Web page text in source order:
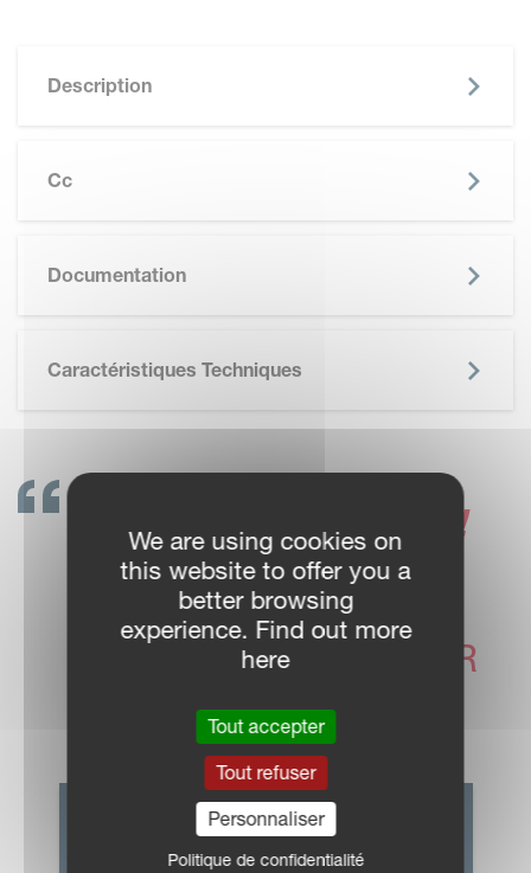
Description
Cc
Documentation
Caractéristiques Techniques
CONTACTEZ-NOUS !
LES
CONCESSIONNAIRES
VICON SONT LÀ POUR
VOUS AIDER
CONTACT COMMERCIAL
We are using cookies on
this website to offer you a
better browsing
experience. Find out more
here
Tout accepter
Tout refuser
Personnaliser
Politique de confidentialité